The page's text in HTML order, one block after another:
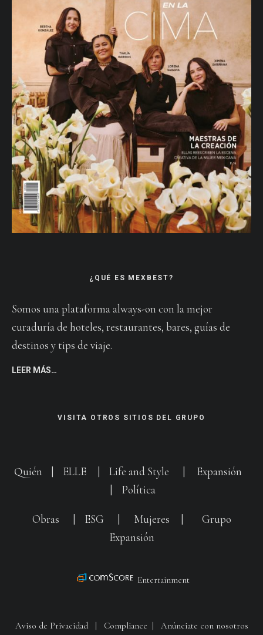
¿QUÉ ES MEXBEST?
Somos una plataforma always-on con la mejor
curaduría de hoteles, restaurantes, bares, guías de
destinos y tips de viaje.
LEER MÁS…
VISITA OTROS SITIOS DEL GRUPO
Quién ELLE Life and Style
Expansión
Política
Obras ESG Mujeres
Grupo
Expansión
Entertainment
Aviso de Privacidad| Compliance | Anúnciate con nosotros